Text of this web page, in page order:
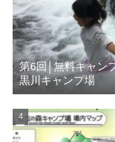
第6回│無料キャン
黒川キャンプ場